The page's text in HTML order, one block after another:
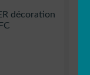
décoration